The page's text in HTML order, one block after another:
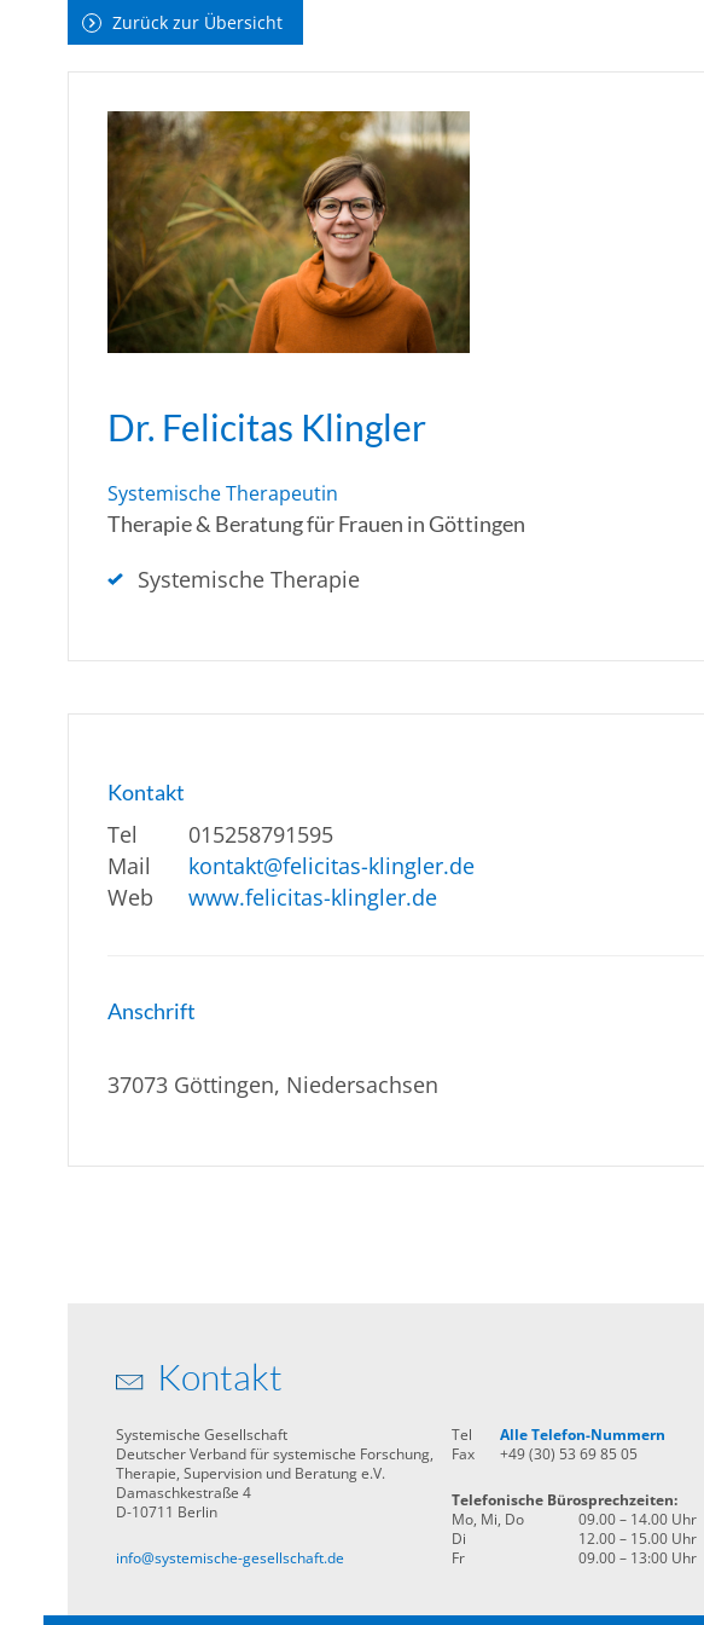
Zurück zur Übersicht
Dr. Felicitas Klingler
Systemische Therapeutin
Therapie & Beratung für Frauen in Göttingen
Systemische Therapie
Kontakt
Tel
015258791595
Mail
kontakt@felicitas-klingler.de
Web
www.felicitas-klingler.de
Anschrift
37073 Göttingen, Niedersachsen
Kontakt
Systemische Gesellschaft
Deutscher Verband für systemische Forschung,
Therapie, Supervision und Beratung e.V.
Damaschkestraße 4
D-10711 Berlin
info@systemische-gesellschaft.de
Tel
Alle Telefon-Nummern
Fax
+49 (30) 53 69 85 05
Telefonische Bürosprechzeiten:
Mo, Mi, Do
09.00 – 14.00 Uhr
Di
12.00 – 15.00 Uhr
Fr
09.00 – 13:00 Uhr